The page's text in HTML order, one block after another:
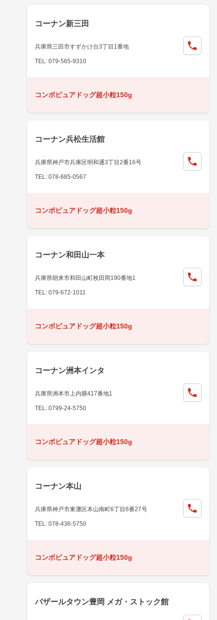
コーナン新三田
兵庫県三田市すずかけ台3丁目1番地
TEL: 079-565-9310
コンボピュアドッグ超小粒150g
コーナン兵松生活館
兵庫県神戸市兵庫区明和通3丁目2番16号
TEL: 078-685-0567
コンボピュアドッグ超小粒150g
コーナン和田山一本
兵庫県朝来市和田山町枚田岡190番地1
TEL: 079-672-1011
コンボピュアドッグ超小粒150g
コーナン洲本インタ
兵庫県洲本市上内膳417番地1
TEL: 0799-24-5750
コンボピュアドッグ超小粒150g
コーナン本山
兵庫県神戸市東灘区本山南町6丁目6番27号
TEL: 078-436-5750
コンボピュアドッグ超小粒150g
バザールタウン豊岡 メガ・ストック館